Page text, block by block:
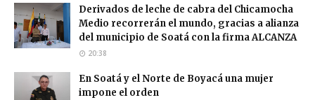
Derivados de leche de cabra del Chicamocha
Medio recorrerán el mundo, gracias a alianza
del municipio de Soatá con la firma ALCANZA
20:38
En Soatá y el Norte de Boyacá una mujer
impone el orden